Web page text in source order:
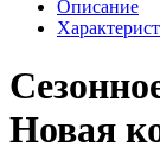
Описание
Новая